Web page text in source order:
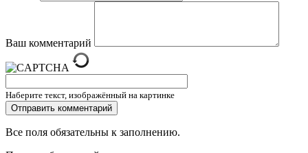
Ваш комментарий
Наберите текст, изображённый на картинке
Все поля обязательны к заполнению.